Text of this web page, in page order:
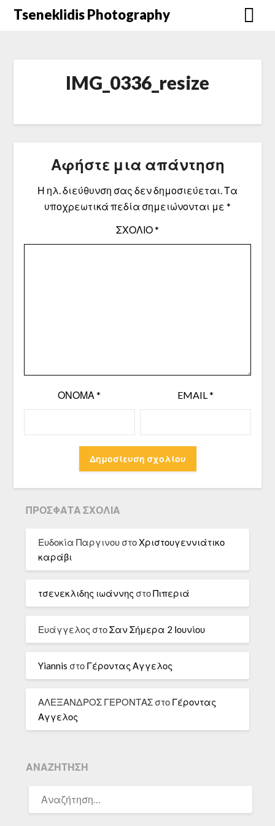
Μετάβαση
Tseneklidis Photography
IMG_0336_resize
Αφήστε μια απάντηση
Η ηλ. διεύθυνση σας δεν δημοσιεύεται.Τα
υποχρεωτικά πεδία σημειώνονται με *
ΣΧΌΛΙΟ*
ΌΝΟΜΑ* EMAIL*
ΠΡΌΣΦΑΤΑ ΣΧΌΛΙΑ
Ευδοκία Παργινου στοΧριστουγεννιάτικο
καράβι
τσενεκλιδης ιωάννης στοΠιπεριά
Ευάγγελος στοΣαν Σήμερα 2 Ιουνίου
Yiannis στο Γέροντας Αγγελος
ΑΛΕΞΑΝΔΡΟΣ ΓΕΡΟΝΤΑΣ στο Γέροντας
Αγγελος
ΑΝΑΖΉΤΗΣΗ
ΓΙΑ: